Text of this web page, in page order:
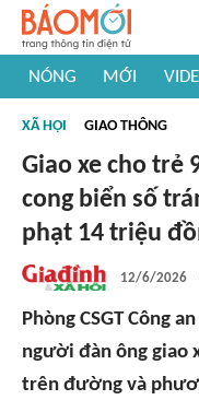
NÓNG MỚI
#Khám phá thế giới
XÃ HỘI GIAO THÔNG
Giao xe cho trẻ
cong biển số
phạt 14 triệu
12/6/2026
Phòng CSGT Công
người đàn ông giao
trên đường và